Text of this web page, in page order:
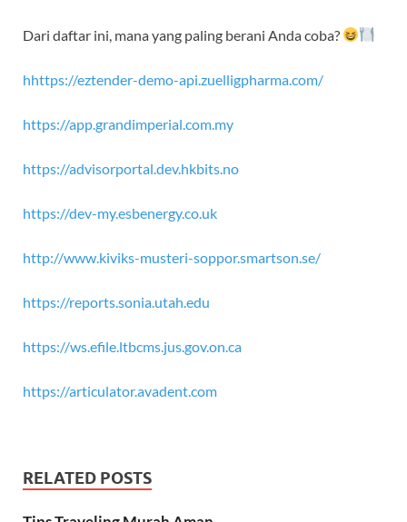
Dari daftar ini, mana yang paling berani Anda coba?
hhttps://eztender-demo-api.zuelligpharma.com/
https://app.grandimperial.com.my
https://advisorportal.dev.hkbits.no
https://dev-my.esbenergy.co.uk
http://www.kiviks-musteri-soppor.smartson.se/
https://reports.sonia.utah.edu
https://ws.efile.ltbcms.jus.gov.on.ca
https://articulator.avadent.com
RELATED POSTS